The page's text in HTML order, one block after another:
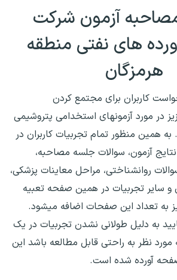
آزمون شرکت
های نفتی منطقه
هرمزگان
کاربران برای مجتمع کردن
در مورد آزمونهای استخدامی پتروشیمی
همین منظور تمام تجربیات کاربران در
آزمون، سوالات جلسه مصاحبه،
روانشناختی، مراحل معاینات پزشکی،
و سایر تجربیات در همین صفحه تعبیه
به تعداد این صفحات اضافه میشود.
به دلیل طولانی نشدن تجربیات در یک
نظر به راحتی قابل مطالعه باشد این
آورده شده است.